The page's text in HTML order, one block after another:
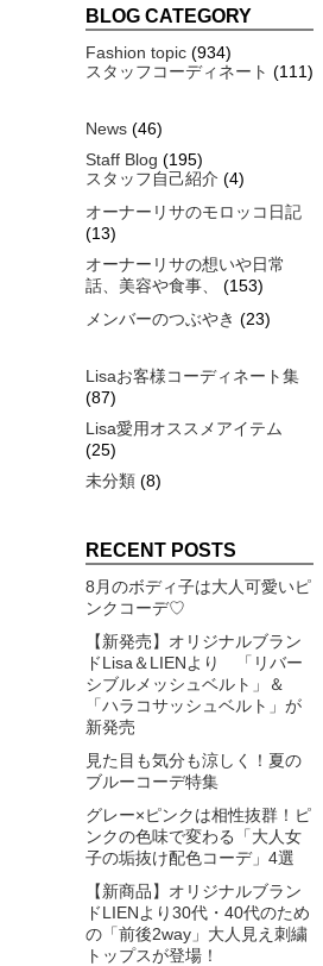
BLOG CATEGORY
Fashion topic (934)
スタッフコーディネート (111)
News (46)
Staff Blog (195)
スタッフ自己紹介 (4)
オーナーリサのモロッコ日記
(13)
オーナーリサの想いや日常
話、美容や食事、
(153)
メンバーのつぶやき (23)
Lisaお客様コーディネート集
(87)
Lisa愛用オススメアイテム
(25)
未分類 (8)
RECENT POSTS
8月のボディ子は大人可愛いピ
ンクコーデ♡
【新発売】オリジナルブラン
ドLisa＆LIENより 「リバー
シブルメッシュベルト」＆
「ハラコサッシュベルト」が
新発売
見た目も気分も涼しく！夏の
ブルーコーデ特集
グレー×ピンクは相性抜群！ピ
ンクの色味で変わる「大人女
子の垢抜け配色コーデ」4選
【新商品】オリジナルブラン
ドLIENより30代・40代のため
の「前後2way」大人見え刺繍
トップスが登場！